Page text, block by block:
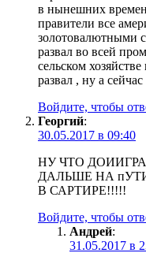
в нынешних
правители все
золотовалютными
развал во всей
сельском
развал , ну а
Войдите, чтобы
Георгий:
30.05.2017 в 09:40
НУ ЧТО
ДАЛЬШЕ НА
В САРТИРЕ!!!!!
Войдите, чтобы
Андрей:
31.05.2017 в